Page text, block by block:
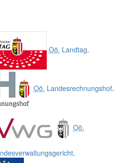
Oö. Landtag.
Oö. Landesrechnungshof.
Oö.
.